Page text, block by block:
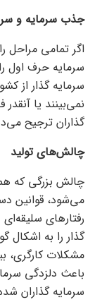
جذب سرمایه و
اگر تمامی مراحل
سرمایه حرف اول
سرمایه گذار از
نمی‌بینند یا
گذاران ترجیح
چالش‌های تولید
چالش بزرگی که
می‌شود، قوانین
رفتار‌های
گذار را به اشکال
مشکلات کارگری،
باعث دلزدگی
سرمایه گذاران